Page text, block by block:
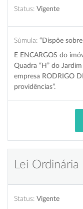
Status: Vigente
Súmula: “Dispõe
E ENCARGOS do
Quadra “H” do
empresa RODRIGO
providências”.
Lei
Status: Vigente